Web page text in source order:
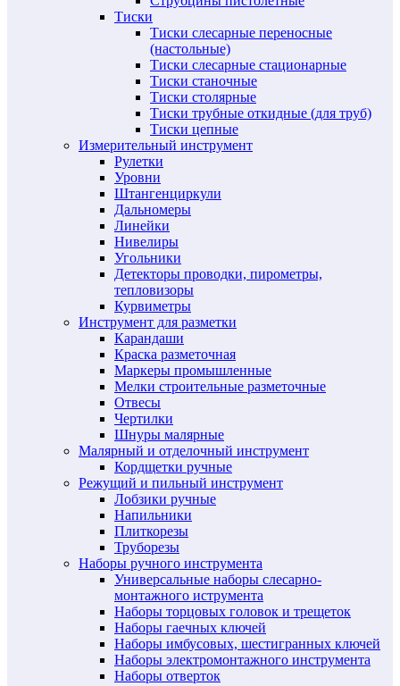
Тиски
Тиски слесарные переносные
(настольные)
Тиски слесарные стационарные
Тиски станочные
Тиски столярные
Тиски трубные откидные (для труб)
Тиски цепные
Измерительный инструмент
Рулетки
Уровни
Штангенциркули
Дальномеры
Линейки
Нивелиры
Угольники
Детекторы проводки, пирометры,
тепловизоры
Курвиметры
Инструмент для разметки
Карандаши
Краска разметочная
Маркеры промышленные
Мелки строительные разметочные
Отвесы
Чертилки
Шнуры малярные
Малярный и отделочный инструмент
Кордщетки ручные
Режущий и пильный инструмент
Лобзики ручные
Напильники
Плиткорезы
Труборезы
Наборы ручного инструмента
Универсальные наборы слесарно-
монтажного иструмента
Наборы торцовых головок и трещеток
Наборы гаечных ключей
Наборы имбусовых, шестигранных ключей
Наборы электромонтажного инструмента
Наборы отверток